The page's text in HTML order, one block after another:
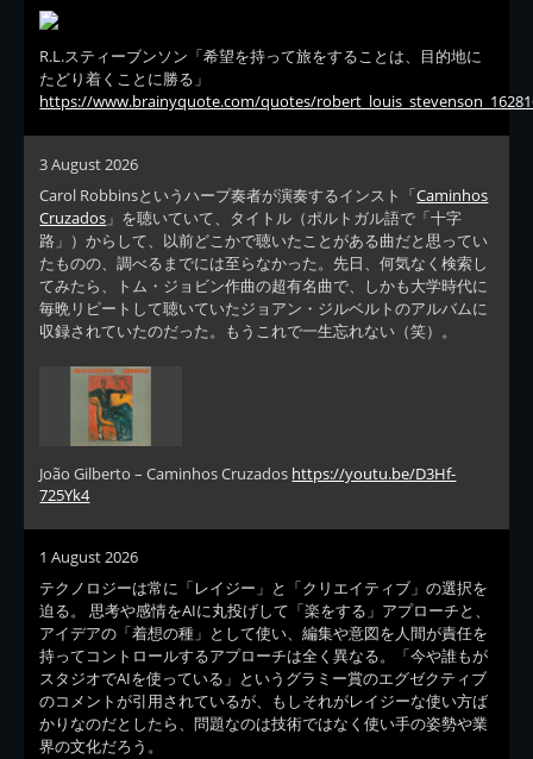
R.L.スティーブンソン「希望を持って旅をすることは、目的地に
たどり着くことに勝る」
https://www.brainyquote.com/quotes/
3 August 2026
Carol Robbinsというハープ奏者が演奏するインスト「Caminhos
Cruzados 」を聴いていて、タイトル（ポルトガル語で「十字
路」）からして、以前どこかで聴いたことがある曲だと思ってい
たものの、調べるまでには至らなかった。先日、何気なく検索し
てみたら、トム・ジョビン作曲の超有名曲で、しかも大学時代に
毎晩リピートして聴いていたジョアン・ジルベルトのアルバムに
収録されていたのだった。もうこれで一生忘れない（笑）。
João Gilberto – Caminhos Cruzados https://youtu.be/D3Hf-
725Yk4
1 August 2026
テクノロジーは常に「レイジー」と「クリエイティブ」の選択を
迫る。 思考や感情をAIに丸投げして「楽をする」アプローチと、
アイデアの「着想の種」として使い、編集や意図を人間が責任を
持ってコントロールするアプローチは全く異なる。「今や誰もが
スタジオでAIを使っている」というグラミー賞のエグゼクティブ
のコメントが引用されているが、もしそれがレイジーな使い方ば
かりなのだとしたら、問題なのは技術ではなく使い手の姿勢や業
界の文化だろう。